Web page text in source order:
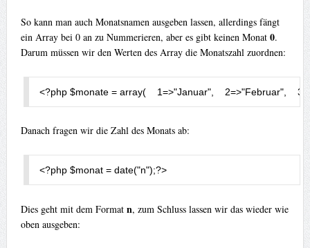
So kann man auch Monatsnamen ausgeben lassen, allerdings fängt
ein Array bei 0 an zu Nummerieren, aber es gibt keinen Monat 0.
Darum müssen wir den Werten des Array die Monatszahl zuordnen:
<?php $monate = array( 1=>"Januar" 2=>"Februar" 3
Danach fragen wir die Zahl des Monats ab:
<?php $monat = date("n");?>
Dies geht mit dem Format n, zum Schluss lassen wir das wieder wie
oben ausgeben: